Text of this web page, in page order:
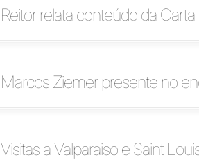
Reitor relata conteúdo da
Marcos Ziemer presente no
Visitas a Valparaiso e Saint